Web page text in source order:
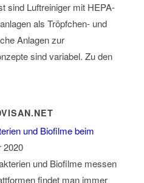
sind Luftreiniger mit HEPA-
als Tröpfchen- und
Anlagen zur
sind variabel. Zu den
und Biofilme beim
2020
und Biofilme messen
findet man immer